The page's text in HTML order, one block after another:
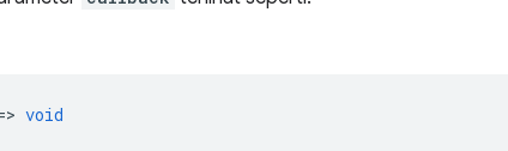
void